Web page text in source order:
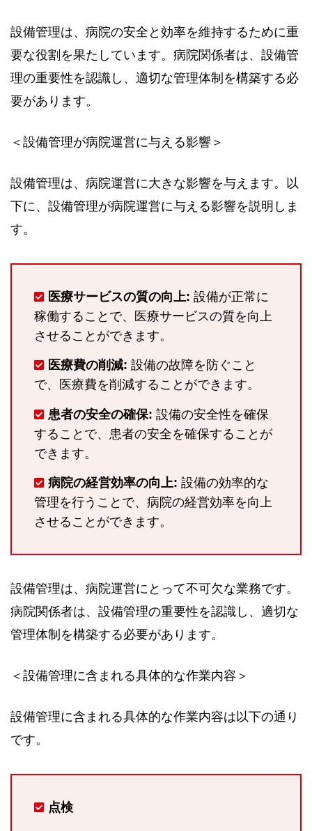
設備管理は、病院の安全と効率を維持するために重
要な役割を果たしています。病院関係者は、設備管
理の重要性を認識し、適切な管理体制を構築する必
要があります。
＜設備管理が病院運営に与える影響＞
設備管理は、病院運営に大きな影響を与えます。以
下に、設備管理が病院運営に与える影響を説明しま
す。
医療サービスの質の向上: 設備が正常に
稼働することで、医療サービスの質を向上
させることができます。
医療費の削減: 設備の故障を防ぐこと
で、医療費を削減することができます。
患者の安全の確保: 設備の安全性を確保
することで、患者の安全を確保することが
できます。
病院の経営効率の向上: 設備の効率的な
管理を行うことで、病院の経営効率を向上
させることができます。
設備管理は、病院運営にとって不可欠な業務です。
病院関係者は、設備管理の重要性を認識し、適切な
管理体制を構築する必要があります。
＜設備管理に含まれる具体的な作業内容＞
設備管理に含まれる具体的な作業内容は以下の通り
です。
点検